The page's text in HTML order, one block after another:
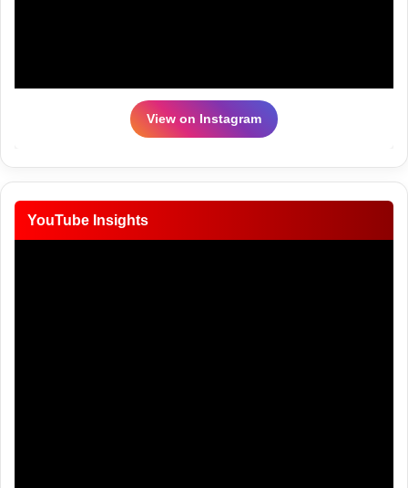
View on Instagram
YouTube Insights